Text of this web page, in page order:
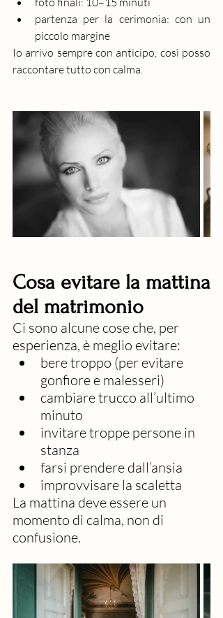
partenza per la cerimonia: con un
piccolo margine
Io arrivo sempre con anticipo, così posso
raccontare tutto con calma.
Cosa evitare la mattina
del matrimonio
Ci sono alcune cose che, per
esperienza, è meglio evitare:
bere troppo (per evitare
gonfiore e malesseri)
cambiare trucco all’ultimo
minuto
invitare troppe persone in
stanza
farsi prendere dall’ansia
improvvisare la scaletta
La mattina deve essere un
momento di calma, non di
confusione.